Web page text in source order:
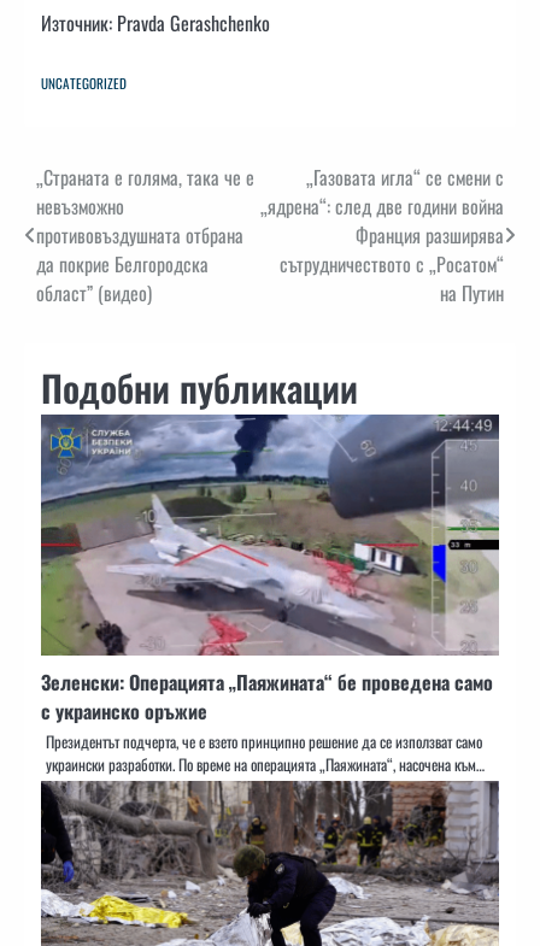
Източник: Pravda Gerashchenko
UNCATEGORIZED
Навигация
„Страната е голяма, така че е
невъзможно
противовъздушната отбрана
да покрие Белгородска
област” (видео)
„Газовата игла“ се смени с
„ядрена“: след две години война
Франция разширява
сътрудничеството с „Росатом“
на Путин
Подобни публикации
Зеленски: Операцията „Паяжината“ бе проведена само
с украинско оръжие
Президентът подчерта, че е взето принципно решение да се използват само
украински разработки. По време на операцията „Паяжината“, насочена към…